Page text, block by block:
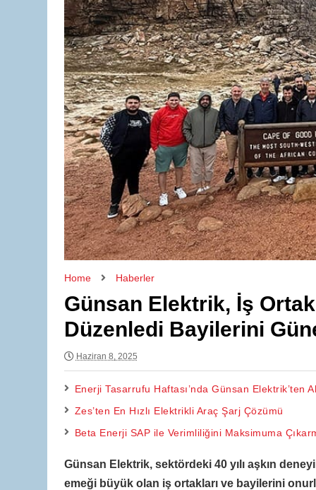
Home Haberler
Günsan Elektrik, İş
Düzenledi Bayilerini
Haziran 8, 2025
Enerji Tasarrufu Haftası’nda Günsan Elektrik’ten
Zes’ten En Hızlı Elektrikli Araç Şarj Çözümü
Beta Enerji SAP ile Verimliliğini Maksimuma
Günsan Elektrik, sektördeki 40 yılı aşkın
emeği büyük olan iş ortakları ve bayilerini